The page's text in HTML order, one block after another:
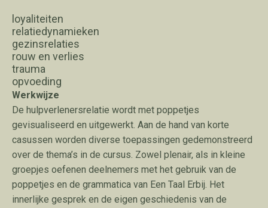
loyaliteiten
relatiedynamieken
gezinsrelaties
rouw en verlies
trauma
opvoeding
Werkwijze
De hulpverlenersrelatie wordt met poppetjes
gevisualiseerd en uitgewerkt. Aan de hand van korte
casussen worden diverse toepassingen gedemonstreerd
over de thema’s in de cursus. Zowel plenair, als in kleine
groepjes oefenen deelnemers met het gebruik van de
poppetjes en de grammatica van Een Taal Erbij. Het
innerlijke gesprek en de eigen geschiedenis van de